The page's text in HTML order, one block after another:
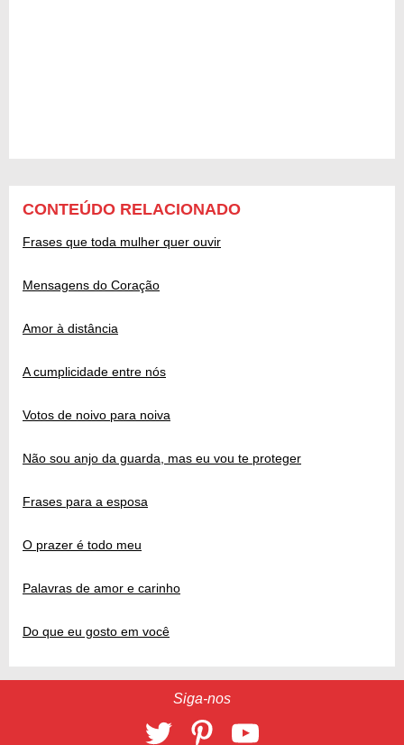
CONTEÚDO RELACIONADO
Frases que toda mulher quer ouvir
Mensagens do Coração
Amor à distância
A cumplicidade entre nós
Votos de noivo para noiva
Não sou anjo da guarda, mas eu vou te proteger
Frases para a esposa
O prazer é todo meu
Palavras de amor e carinho
Do que eu gosto em você
Siga-nos